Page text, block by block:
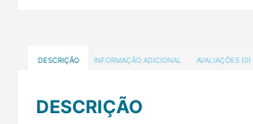
DESCRIÇÃO INFORMAÇÃO ADICIONAL AVALIAÇÕES (0)
DESCRIÇÃO